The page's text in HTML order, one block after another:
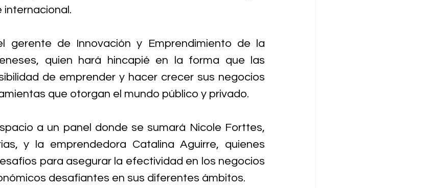
internacional.
gerente de Innovación y Emprendimiento de la
quien hará hincapié en la forma que las
de emprender y hacer crecer sus negocios
que otorgan el mundo público y privado.
a un panel donde se sumará Nicole Forttes,
y la emprendedora Catalina Aguirre, quienes
para asegurar la efectividad en los negocios
desafiantes en sus diferentes ámbitos.